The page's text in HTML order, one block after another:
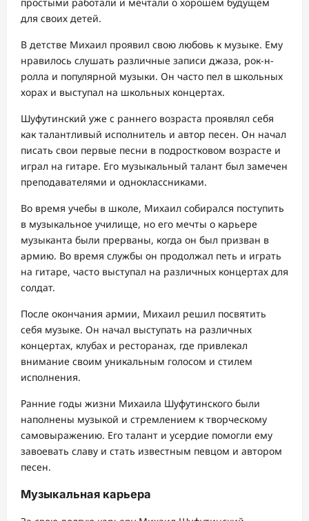
для своих детей.
В детстве Михаил проявил свою любовь к музыке. Ему
нравилось слушать различные записи джаза, рок-н-
ролла и популярной музыки. Он часто пел в школьных
хорах и выступал на школьных концертах.
Шуфутинский уже с раннего возраста проявлял себя
как талантливый исполнитель и автор песен. Он начал
писать свои первые песни в подростковом возрасте и
играл на гитаре. Его музыкальный талант был замечен
преподавателями и одноклассниками.
Во время учебы в школе, Михаил собирался поступить
в музыкальное училище, но его мечты о карьере
музыканта были прерваны, когда он был призван в
армию. Во время службы он продолжал петь и играть
на гитаре, часто выступал на различных концертах для
солдат.
После окончания армии, Михаил решил посвятить
себя музыке. Он начал выступать на различных
концертах, клубах и ресторанах, где привлекал
внимание своим уникальным голосом и стилем
исполнения.
Ранние годы жизни Михаила Шуфутинского были
наполнены музыкой и стремлением к творческому
самовыражению. Его талант и усердие помогли ему
завоевать славу и стать известным певцом и автором
песен.
Музыкальная карьера